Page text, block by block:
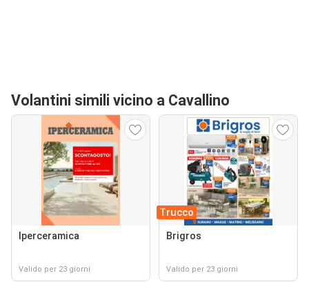
Volantini simili vicino a Cavallino
Iperceramica
Valido per 23 giorni
Trucco
Brigros
Valido per 23 giorni